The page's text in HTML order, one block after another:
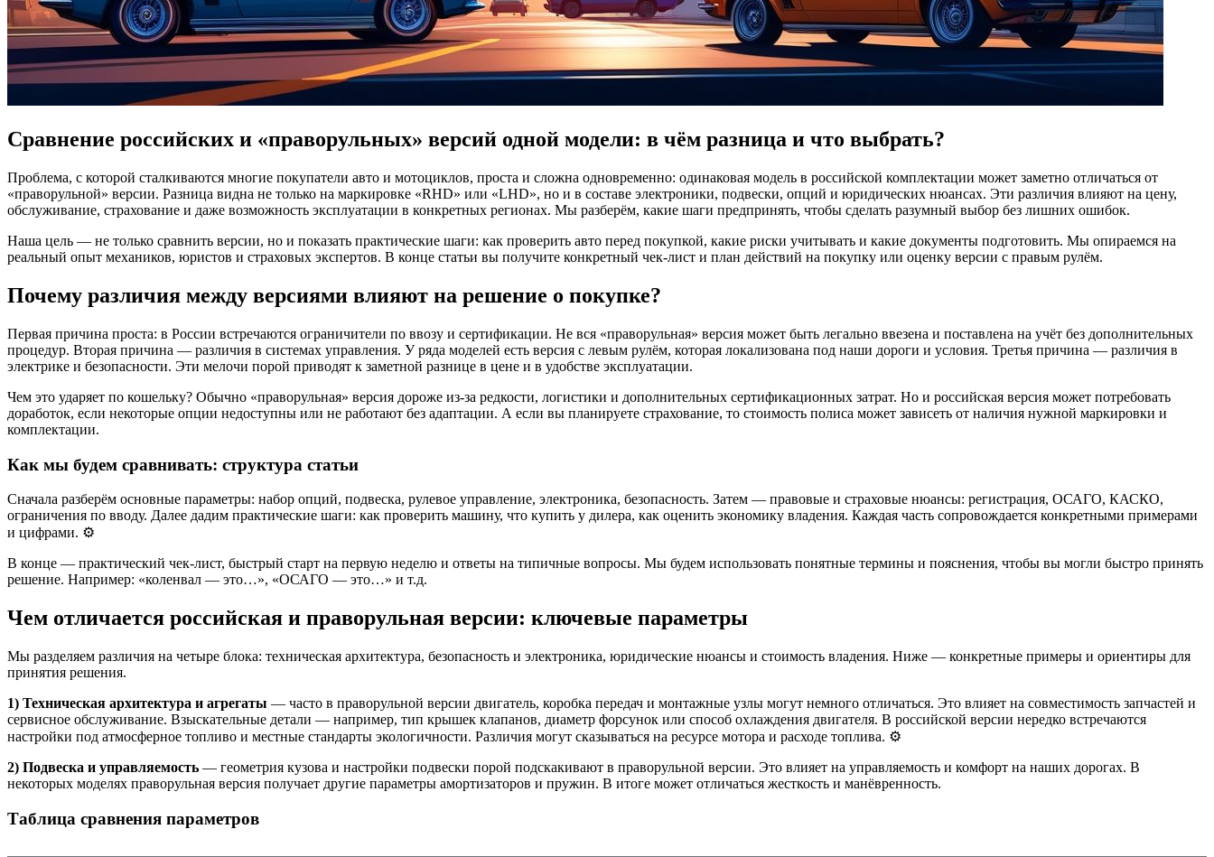
Сравнение российских и «праворульных» версий одной модели: в чём разница и что выбрать?
Проблема, с которой сталкиваются многие покупатели авто и мотоциклов, проста и сложна одновременно: одинаковая модель в российской комплектации может заметно отличаться от
«праворульной» версии. Разница видна не только на маркировке «RHD» или «LHD», но и в составе электроники, подвески, опций и юридических нюансах. Эти различия влияют на цену,
обслуживание, страхование и даже возможность эксплуатации в конкретных регионах. Мы разберём, какие шаги предпринять, чтобы сделать разумный выбор без лишних ошибок.
Наша цель — не только сравнить версии, но и показать практические шаги: как проверить авто перед покупкой, какие риски учитывать и какие документы подготовить. Мы опираемся на
реальный опыт механиков, юристов и страховых экспертов. В конце статьи вы получите конкретный чек-лист и план действий на покупку или оценку версии с правым рулём. ️
Почему различия между версиями влияют на решение о покупке?
Первая причина проста: в России встречаются ограничители по ввозу и сертификации. Не вся «праворульная» версия может быть легально ввезена и поставлена на учёт без дополнительных
процедур. Вторая причина — различия в системах управления. У ряда моделей есть версия с левым рулём, которая локализована под наши дороги и условия. Третья причина — различия в
электрике и безопасности. Эти мелочи порой приводят к заметной разнице в цене и в удобстве эксплуатации.
Чем это ударяет по кошельку? Обычно «праворульная» версия дороже из‑за редкости, логистики и дополнительных сертификационных затрат. Но и российская версия может потребовать
доработок, если некоторые опции недоступны или не работают без адаптации. А если вы планируете страхование, то стоимость полиса может зависеть от наличия нужной маркировки и
комплектации.
Как мы будем сравнивать: структура статьи
Сначала разберём основные параметры: набор опций, подвеска, рулевое управление, электроника, безопасность. Затем — правовые и страховые нюансы: регистрация, ОСАГО, КАСКО,
ограничения по вводу. Далее дадим практические шаги: как проверить машину, что купить у дилера, как оценить экономику владения. Каждая часть сопровождается конкретными примерами
и цифрами. ⚙️
В конце — практический чек-лист, быстрый старт на первую неделю и ответы на типичные вопросы. Мы будем использовать понятные термины и пояснения, чтобы вы могли быстро принять
решение. Например: «коленвал — это…», «ОСАГО — это…» и т.д.
Чем отличается российская и праворульная версии: ключевые параметры
Мы разделяем различия на четыре блока: техническая архитектура, безопасность и электроника, юридические нюансы и стоимость владения. Ниже — конкретные примеры и ориентиры для
принятия решения.
1) Техническая архитектура и агрегаты — часто в праворульной версии двигатель, коробка передач и монтажные узлы могут немного отличаться. Это влияет на совместимость запчастей и
сервисное обслуживание. Взыскательные детали — например, тип крышек клапанов, диаметр форсунок или способ охлаждения двигателя. В российской версии нередко встречаются
настройки под атмосферное топливо и местные стандарты экологичности. Различия могут сказываться на ресурсе мотора и расходе топлива. ⚙️
2) Подвеска и управляемость — геометрия кузова и настройки подвески порой подскакивают в праворульной версии. Это влияет на управляемость и комфорт на наших дорогах. В
некоторых моделях праворульная версия получает другие параметры амортизаторов и пружин. В итоге может отличаться жесткость и манёвренность.
Таблица сравнения параметров